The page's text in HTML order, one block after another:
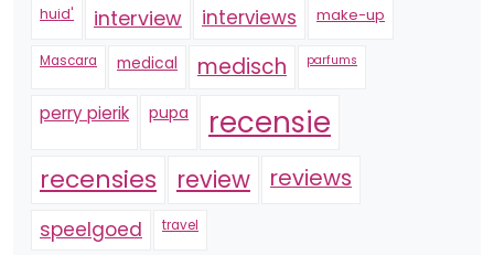
huid' interview interviews make-up
Mascara medical medisch parfums
perry pierik pupa recensie
recensies review reviews
speelgoed travel